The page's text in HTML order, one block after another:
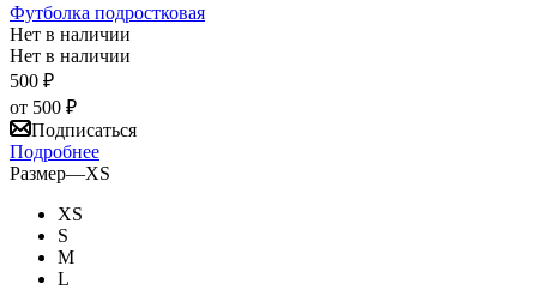
Футболка подростковая
Нет в наличии
Нет в наличии
500 ₽
от 500 ₽
Подписаться
Подробнее
Размер—XS
XS
S
M
L